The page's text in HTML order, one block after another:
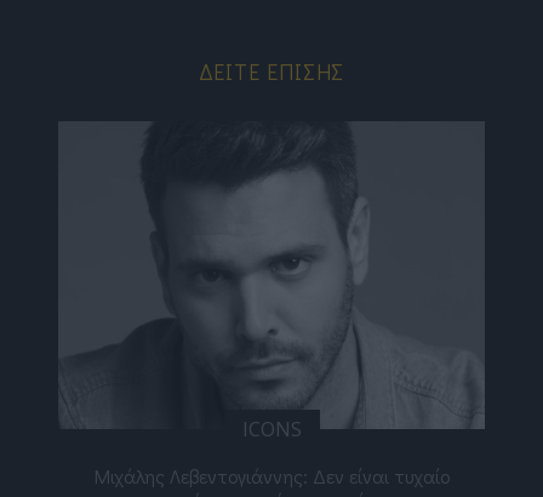
ΔΕΊΤΕ ΕΠΊΣΗΣ
ICONS
Μιχάλης Λεβεντογιάννης: Δεν είναι τυχαίο